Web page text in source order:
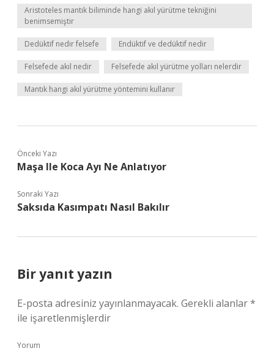
Aristoteles mantık biliminde hangi akıl yürütme tekniğini
benimsemiştir
Dedüktif nedir felsefe Endüktif ve dedüktif nedir
Felsefede akıl nedir Felsefede akıl yürütme yolları nelerdir
Mantık hangi akıl yürütme yöntemini kullanır
Önceki Yazı
Maşa Ile Koca Ayı Ne Anlatıyor
Sonraki Yazı
Saksıda Kasımpatı Nasıl Bakılır
Bir yanıt yazın
E-posta adresiniz yayınlanmayacak. Gerekli alanlar*
ile işaretlenmişlerdir
Yorum